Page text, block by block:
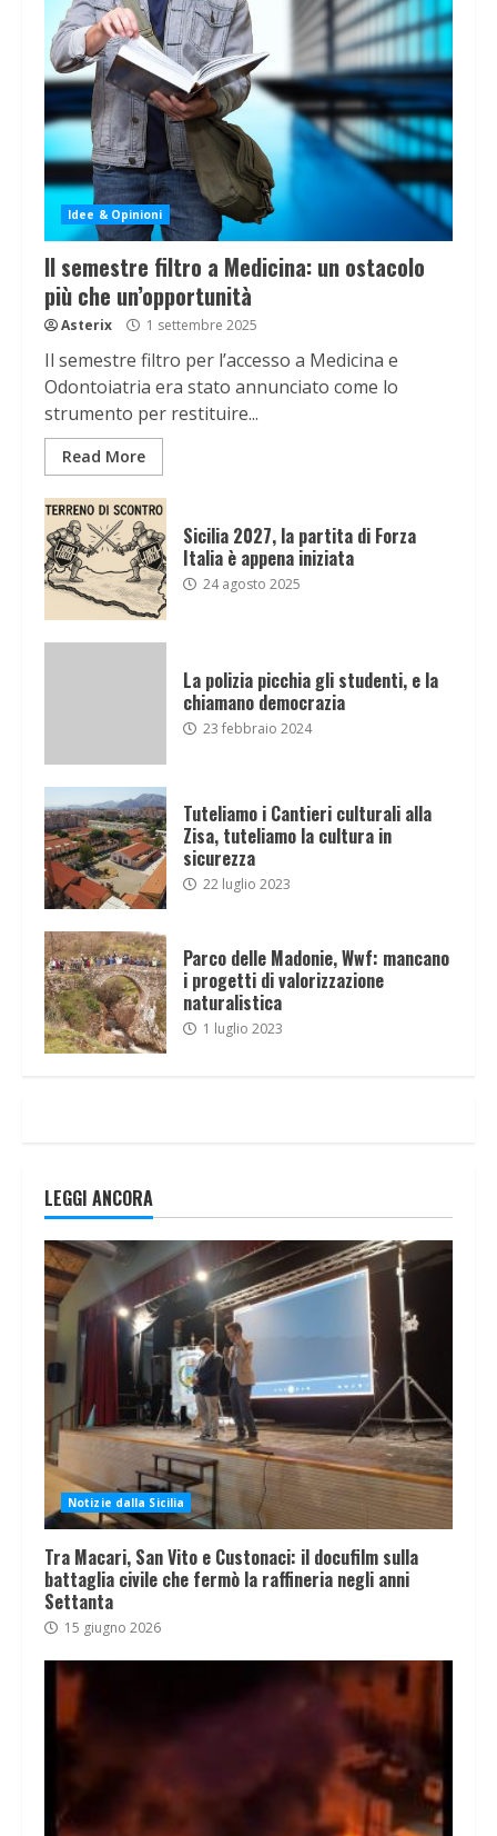
Idee & Opinioni
Il semestre filtro a Medicina: un ostacolo
più che un’opportunità
Asterix 1 settembre 2025
Il semestre filtro per l’accesso a Medicina e
Odontoiatria era stato annunciato come lo
strumento per restituire...
Read More
Sicilia 2027, la partita di Forza
Italia è appena iniziata
24 agosto 2025
La polizia picchia gli studenti, e la
chiamano democrazia
23 febbraio 2024
Tuteliamo i Cantieri culturali alla
Zisa, tuteliamo la cultura in
sicurezza
22 luglio 2023
Parco delle Madonie, Wwf: mancano
i progetti di valorizzazione
naturalistica
1 luglio 2023
LEGGI ANCORA
Notizie dalla Sicilia
Tra Macari, San Vito e Custonaci: il docufilm sulla
battaglia civile che fermò la raffineria negli anni
Settanta
15 giugno 2026